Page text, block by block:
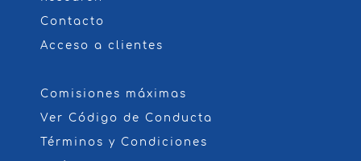
Contacto
Acceso a clientes
Comisiones máximas
Ver Código de Conducta
Términos y Condiciones